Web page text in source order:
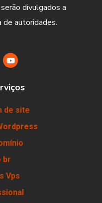
divulgados a
de autoridades.
de site
br
Vps